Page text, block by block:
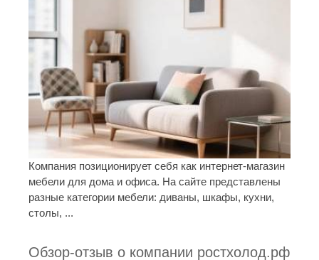
Компания позиционирует себя как интернет-магазин
мебели для дома и офиса. На сайте представлены
разные категории мебели: диваны, шкафы, кухни,
столы, ...
Обзор-отзыв о компании ростхолод.рф